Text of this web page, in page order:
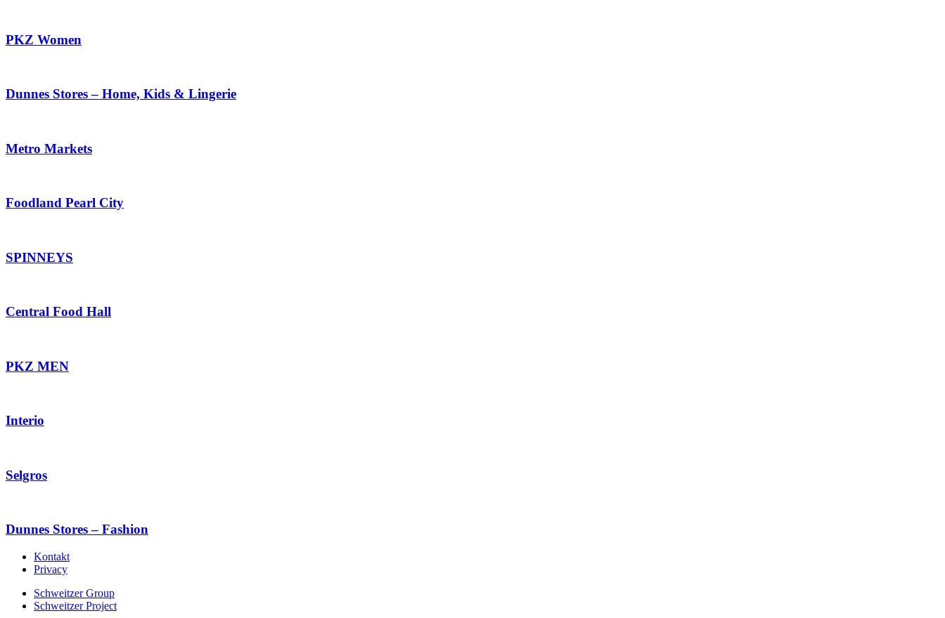
PKZ Women
Dunnes Stores – Home, Kids & Lingerie
Metro Markets
Foodland Pearl City
SPINNEYS
Central Food Hall
PKZ MEN
Interio
Selgros
Dunnes Stores – Fashion
Kontakt
Privacy
Schweitzer Group
Schweitzer Project